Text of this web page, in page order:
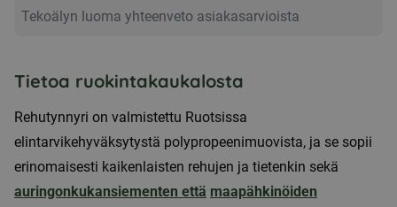
Tekoälyn luoma yhteenveto asiakasarvioista
Tietoa ruokintakaukalosta
Rehutynnyri on valmistettu Ruotsissa
elintarvikehyväksytystä polypropeenimuovista, ja se sopii
erinomaisesti kaikenlaisten rehujen ja tietenkin sekä
auringonkukansiementen että maapähkinöiden